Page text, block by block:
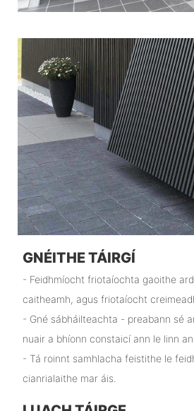
GNÉITHE TÁIRGÍ
- Feidhmíocht friotaíochta gaoithe
caitheamh, agus friotaíocht
- Gné sábháilteachta - preabann sé
nuair a bhíonn constaicí ann le linn
- Tá roinnt samhlacha feistithe le
cianrialaithe mar áis.